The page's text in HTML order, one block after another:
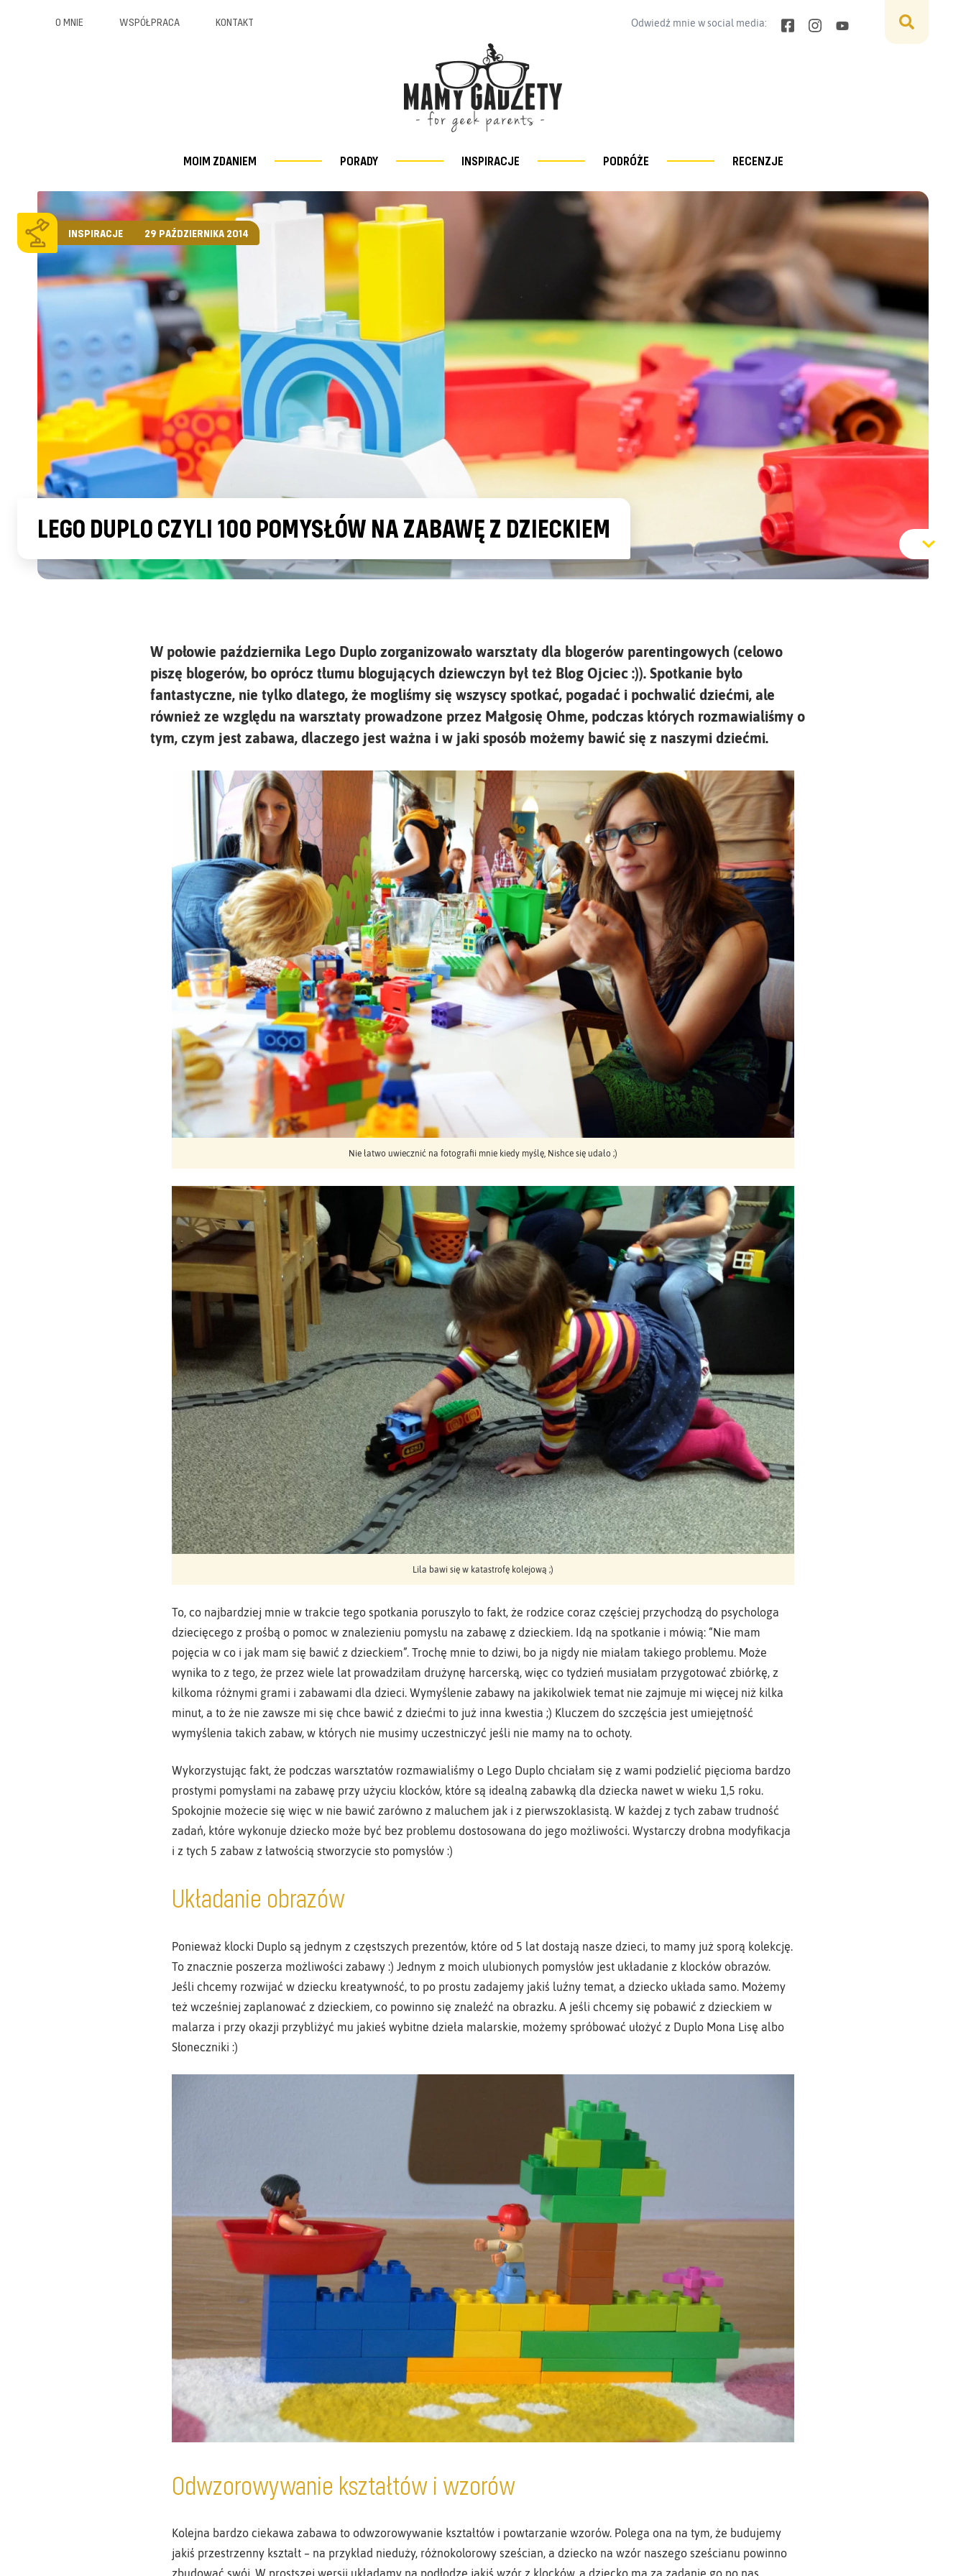
O MNIE WSPÓŁPRACA KONTAKT Odwiedź mnie w social media:
MOIM ZDANIEM PORADY INSPIRACJE PODRÓŻE RECENZJE
INSPIRACJE 29 PAŹDZIERNIKA 2014
LEGO DUPLO CZYLI 100 POMYSŁÓW NA ZABAWĘ Z DZIECKIEM
W połowie października Lego Duplo zorganizowało warsztaty dla blogerów parentingowych (celowo
piszę blogerów, bo oprócz tłumu blogujących dziewczyn był też Blog Ojciec :)). Spotkanie było
fantastyczne, nie tylko dlatego, że mogliśmy się wszyscy spotkać, pogadać i pochwalić dziećmi, ale
również ze względu na warsztaty prowadzone przez Małgosię Ohme, podczas których rozmawialiśmy o
tym, czym jest zabawa, dlaczego jest ważna i w jaki sposób możemy bawić się z naszymi dziećmi.
Nie łatwo uwiecznić na fotografii mnie kiedy myślę, Nishce się udało ;)
Lila bawi się w katastrofę kolejową ;)
To, co najbardziej mnie w trakcie tego spotkania poruszyło to fakt, że rodzice coraz częściej przychodzą do psychologa
dziecięcego z prośbą o pomoc w znalezieniu pomysłu na zabawę z dzieckiem. Idą na spotkanie i mówią: “Nie mam
pojęcia w co i jak mam się bawić z dzieckiem”. Trochę mnie to dziwi, bo ja nigdy nie miałam takiego problemu. Może
wynika to z tego, że przez wiele lat prowadziłam drużynę harcerską, więc co tydzień musiałam przygotować zbiórkę, z
kilkoma różnymi grami i zabawami dla dzieci. Wymyślenie zabawy na jakikolwiek temat nie zajmuje mi więcej niż kilka
minut, a to że nie zawsze mi się chce bawić z dziećmi to już inna kwestia ;) Kluczem do szczęścia jest umiejętność
wymyślenia takich zabaw, w których nie musimy uczestniczyć jeśli nie mamy na to ochoty.
Wykorzystując fakt, że podczas warsztatów rozmawialiśmy o Lego Duplo chciałam się z wami podzielić pięcioma bardzo
prostymi pomysłami na zabawę przy użyciu klocków, które są idealną zabawką dla dziecka nawet w wieku 1,5 roku.
Spokojnie możecie się więc w nie bawić zarówno z maluchem jak i z pierwszoklasistą. W każdej z tych zabaw trudność
zadań, które wykonuje dziecko może być bez problemu dostosowana do jego możliwości. Wystarczy drobna modyfikacja
i z tych 5 zabaw z łatwością stworzycie sto pomysłów :)
Układanie obrazów
Ponieważ klocki Duplo są jednym z częstszych prezentów, które od 5 lat dostają nasze dzieci, to mamy już sporą kolekcję.
To znacznie poszerza możliwości zabawy :) Jednym z moich ulubionych pomysłów jest układanie z klocków obrazów.
Jeśli chcemy rozwijać w dziecku kreatywność, to po prostu zadajemy jakiś luźny temat, a dziecko układa samo. Możemy
też wcześniej zaplanować z dzieckiem, co powinno się znaleźć na obrazku. A jeśli chcemy się pobawić z dzieckiem w
malarza i przy okazji przybliżyć mu jakieś wybitne dzieła malarskie, możemy spróbować ułożyć z Duplo Mona Lisę albo
Słoneczniki :)
Odwzorowywanie kształtów i wzorów
Kolejna bardzo ciekawa zabawa to odwzorowywanie kształtów i powtarzanie wzorów. Polega ona na tym, że budujemy
jakiś przestrzenny kształt – na przykład nieduży, różnokolorowy sześcian, a dziecko na wzór naszego sześcianu powinno